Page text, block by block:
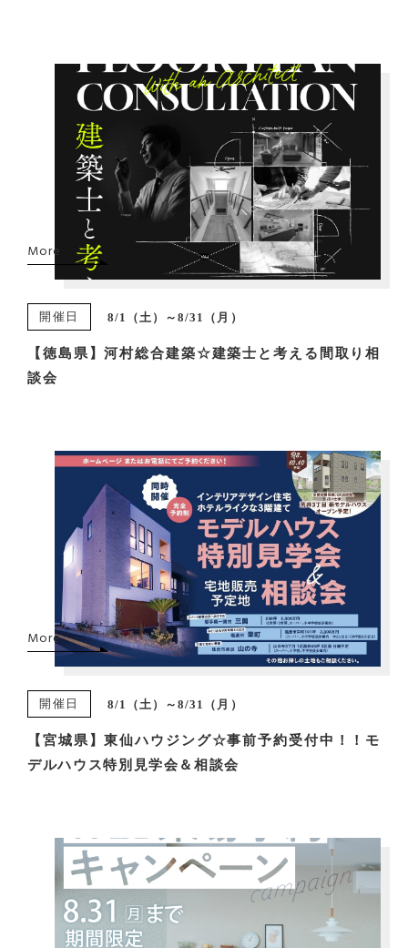
More
開催日 8/1（土）～8/31（月）
【徳島県】河村総合建築☆建築士と考える間取り相
談会
More
開催日 8/1（土）～8/31（月）
【宮城県】東仙ハウジング☆事前予約受付中！！モ
デルハウス特別見学会＆相談会